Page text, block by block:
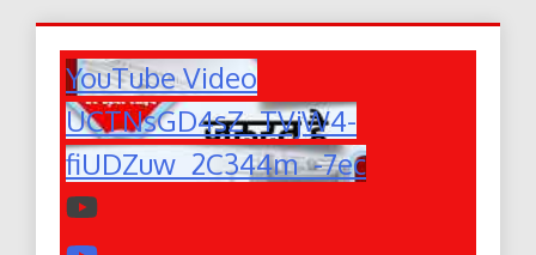
YouTube Video
UCTNsGD4sZ_TVjW4-
fiUDZuw_2C344m_-7ec